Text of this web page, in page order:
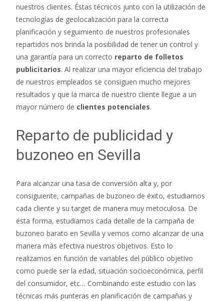
nuestros clientes. Éstas técnicos junto con la utilización de
tecnologías de geolocalización para la correcta
planificación y seguimiento de nuestros profesionales
repartidos nos brinda la posibilidad de tener un control y
una garantía para un correcto reparto de folletos
publicitarios. Al realizar una mayor eficiencia del trabajo
de nuestros empleados se consiguen mucho mejores
resultados y que la marca de nuestro cliente llegue a un
mayor número de clientes potenciales.
Reparto de publicidad y
buzoneo en Sevilla
Para alcanzar una tasa de conversión alta y, por
consiguiente, campañas de buzoneo de éxito, estudiamos
cada cliente y su target de manera muy metoculosa. De
ésta forma, estudiamos cada detalle de la campaña de
buzoneo barato en Sevilla y vemos como alcanzar de una
manera más efectiva nuestros objetivos. Esto lo
realizamos en función de variables del público objetivo
como puede ser la edad, situación socioeconómica, perfil
del consumidor, etc… Combinando este estudio con las
técnicas más punteras en planificación de campañas y